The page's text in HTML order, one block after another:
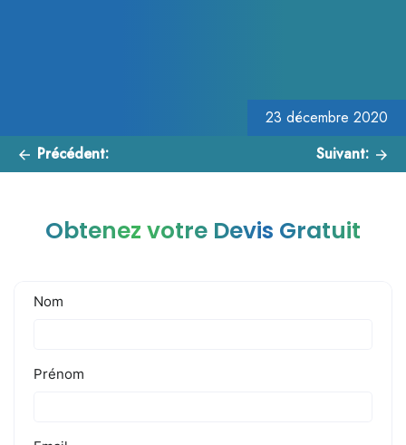
23 décembre 2020
Précédent: Suivant:
Obtenez votre Devis Gratuit